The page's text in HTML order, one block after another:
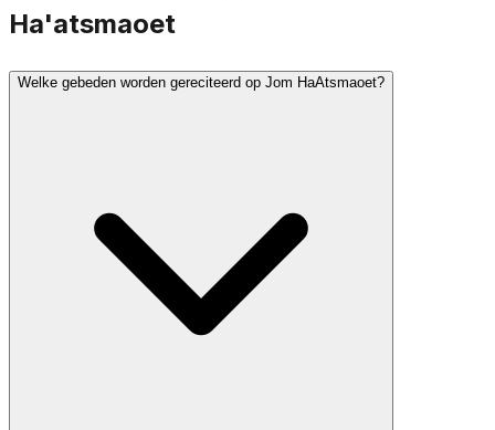
Ha'atsmaoet
Welke gebeden worden gereciteerd op Jom HaAtsmaoet?